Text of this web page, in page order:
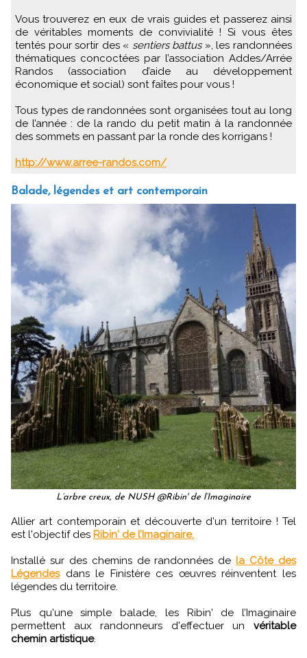
Vous trouverez en eux de vrais guides et passerez ainsi
de véritables moments de convivialité ! Si vous êtes
tentés pour sortir des « sentiers battus», les randonnées
thématiques concoctées par l’association Addes/Arrée
Randos (association d’aide au développement
économique et social) sont faîtes pour vous !
Tous types de randonnées sont organisées tout au long
de l’année : de la rando du petit matin à la randonnée
des sommets en passant par la ronde des korrigans !
http://www.arree-randos.com/
Balade, légendes et art contemporain
L’arbre creux, de NUSH @Ribin' de l’Imaginaire
Allier art contemporain et découverte d'un territoire ! Tel
est l'objectif des Ribin' de l’Imaginaire.
Installé sur des chemins de randonnées dela Côte des
Légendesdans le Finistère ces œuvres réinventent les
légendes du territoire.
Plus qu'une simple balade, les Ribin' de l’Imaginaire
permettent aux randonneurs d'effectuer un véritable
chemin artistique.